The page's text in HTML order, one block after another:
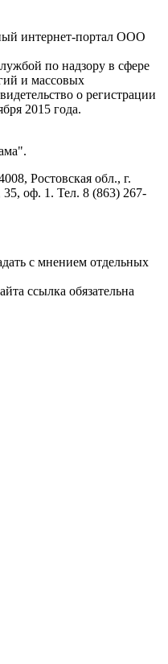
интернет-портал ООО
по надзору в сфере
и массовых
о регистрации
2015 года.
Ростовская обл., г.
оф. 1. Тел. 8 (863) 267-
с мнением отдельных
ссылка обязательна